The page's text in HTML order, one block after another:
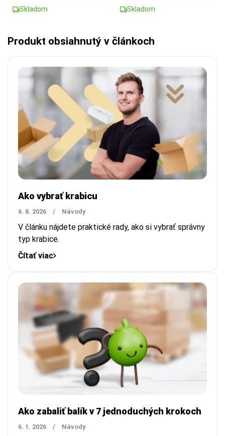
Skladom Skladom
Produkt obsiahnutý v článkoch
Ako vybrať krabicu
6. 8. 2026 / Návody
V článku nájdete praktické rady, ako si vybrať správny
typ krabice.
Čítať viac
Ako zabaliť balík v 7 jednoduchých krokoch
6. 1. 2026 / Návody